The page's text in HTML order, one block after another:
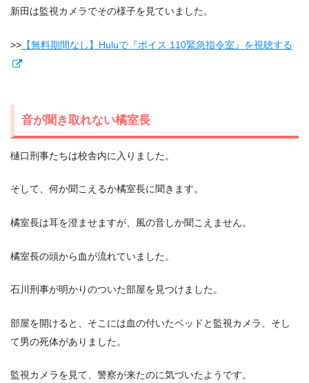
新田は監視カメラでその様子を見ていました。
>> 【無料期間なし】Huluで『ボイス 110緊急指令室』を視聴する
音が聞き取れない橘室長
樋口刑事たちは校舎内に入りました。
そして、何か聞こえるか橘室長に聞きます。
橘室長は耳を澄ませますが、風の音しか聞こえません。
橘室長の頭から血が流れていました。
石川刑事が明かりのついた部屋を見つけました。
部屋を開けると、そこには血の付いたベッドと監視カメラ、そし
て男の死体がありました。
監視カメラを見て、警察が来たのに気づいたようです。